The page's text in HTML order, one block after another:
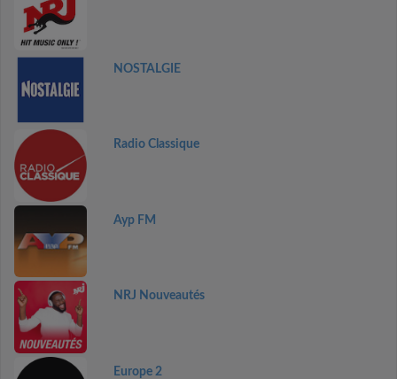
NOSTALGIE
Radio Classique
Ayp FM
NRJ Nouveautés
Europe 2